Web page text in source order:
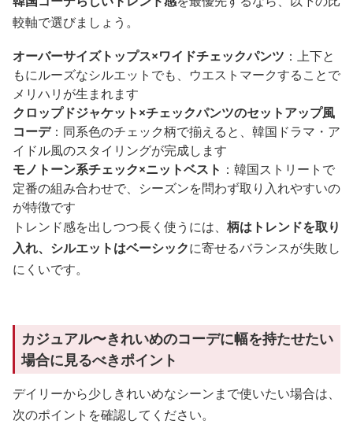
較軸で選びましょう。
オーバーサイズトップス×ワイドチェックパンツ ：上下と
もにルーズなシルエットでも、ウエストマークすることで
メリハリが生まれます
クロップドジャケット×チェックパンツのセットアップ風
コーデ：同系色のチェック柄で揃えると、韓国ドラマ・ア
イドル風のスタイリングが完成します
モノトーン系チェック×ニットベスト ：韓国ストリートで
定番の組み合わせで、シーズンを問わず取り入れやすいの
が特徴です
トレンド感を出しつつ長く使うには、 柄はトレンドを取り
入れ、シルエットはベーシックに寄せるバランスが失敗し
にくいです。
カジュアル〜きれいめのコーデに幅を持たせたい
場合に見るべきポイント
デイリーから少しきれいめなシーンまで使いたい場合は、
次のポイントを確認してください。